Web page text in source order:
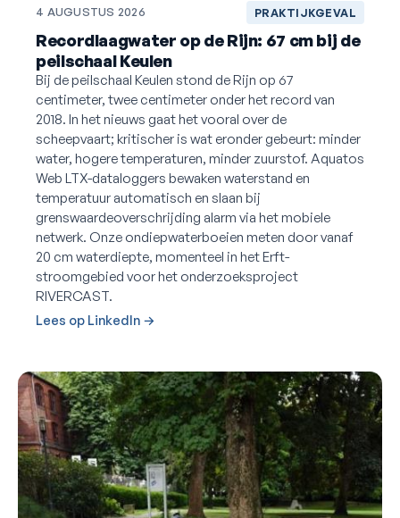
4 AUGUSTUS 2026 PRAKTIJKGEVAL
Recordlaagwater op de Rijn: 67 cm bij de
peilschaal Keulen
Bij de peilschaal Keulen stond de Rijn op 67
centimeter, twee centimeter onder het record van
2018. In het nieuws gaat het vooral over de
scheepvaart; kritischer is wat eronder gebeurt: minder
water, hogere temperaturen, minder zuurstof. Aquatos
Web LTX-dataloggers bewaken waterstand en
temperatuur automatisch en slaan bij
grenswaardeoverschrijding alarm via het mobiele
netwerk. Onze ondiepwaterboeien meten door vanaf
20 cm waterdiepte, momenteel in het Erft-
stroomgebied voor het onderzoeksproject
RIVERCAST.
Lees op LinkedIn →